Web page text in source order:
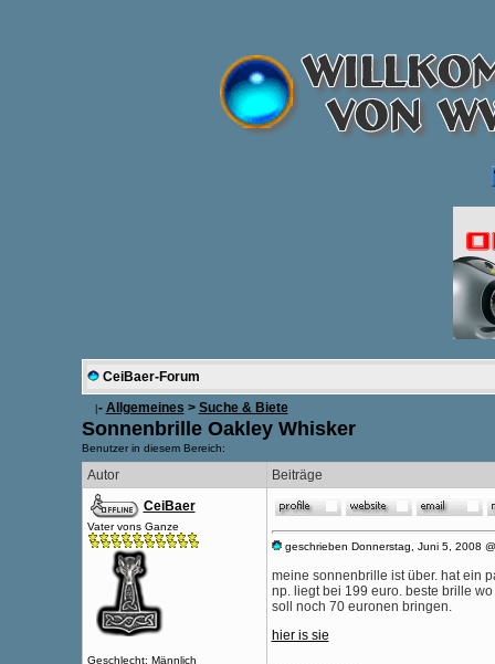
CeiBaer-Forum
|- Allgemeines > Suche & Biete
Sonnenbrille Oakley Whisker
Benutzer in diesem Bereich:
Autor
Beiträge
CeiBaer
Vater vons Ganze
Geschlecht: Männlich
geschrieben Donnerstag, Juni 5, 2008
meine sonnenbrille ist über. hat ein
np. liegt bei 199 euro. beste brille
soll noch 70 euronen bringen.
hier is sie